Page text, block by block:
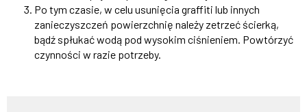
Po tym czasie, w celu usunięcia graffiti lub innych
zanieczyszczeń powierzchnię należy zetrzeć ścierką,
bądź spłukać wodą pod wysokim ciśnieniem. Powtórzyć
czynności w razie potrzeby.